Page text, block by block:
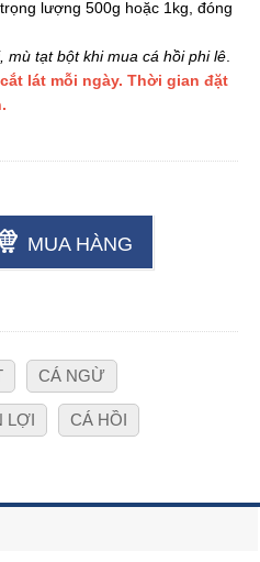
lượng 500g hoặc 1kg, đóng
mù tạt bột khi mua cá hồi phi lê.
lát mỗi ngày. Thời gian đặt
MUA HÀNG
CÁ NGỪ
LỢI CÁ HỒI